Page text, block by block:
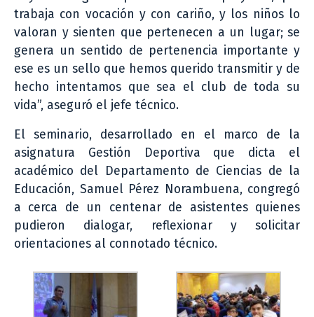
trabaja con vocación y con cariño, y los niños lo
valoran y sienten que pertenecen a un lugar; se
genera un sentido de pertenencia importante y
ese es un sello que hemos querido transmitir y de
hecho intentamos que sea el club de toda su
vida”, aseguró el jefe técnico.
El seminario, desarrollado en el marco de la
asignatura Gestión Deportiva que dicta el
académico del Departamento de Ciencias de la
Educación, Samuel Pérez Norambuena, congregó
a cerca de un centenar de asistentes quienes
pudieron dialogar, reflexionar y solicitar
orientaciones al connotado técnico.